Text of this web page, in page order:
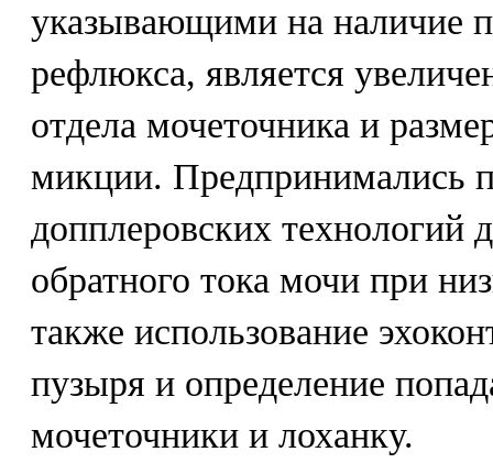
указывающими на наличие
рефлюкса, является
отдела мочеточника и
микции. Предпринимались
допплеровских технологий
обратного тока мочи при
также использование
пузыря и определение
мочеточники и лоханку.